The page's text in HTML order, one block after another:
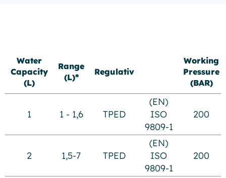
Water
Capacity
(L)
Range
(L)*
Regulativ
Working
Pressure
(BAR)
1 1 - 1,6 TPED
(EN)
ISO
9809-1
200
2 1,5-7 TPED
(EN)
ISO
9809-1
200